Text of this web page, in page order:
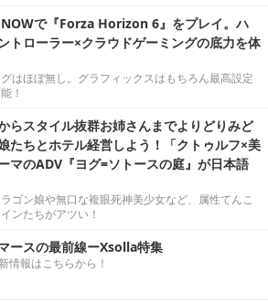
で『Forza Horizon 6』をプレイ。ハ
トローラー×クラウドゲーミングの底力を体
はほぼ無し。グラフィックスはもちろん最高設定
！
らスタイル抜群お姉さんまでよりどりみど
たちとホテル経営しよう！「クトゥルフ×美
マのADV『ヨグ=ソトースの庭』が日本語
ゴン娘や無口な複眼死神美少女など、属性てんこ
ンたちがアツい！
ースの最前線ーXsolla特集
情報はこちらから！